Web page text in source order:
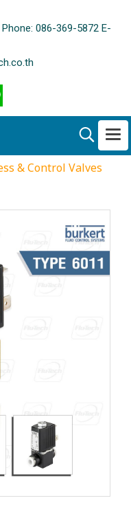
| Phone: 086-369-5872 E-
& Control Valves